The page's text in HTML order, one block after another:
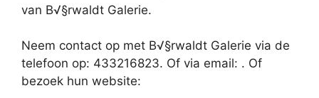
van B√§rwaldt Galerie.
Neem contact op met B√§rwaldt Galerie via de
telefoon op: 433216823. Of via email: . Of
bezoek hun website: